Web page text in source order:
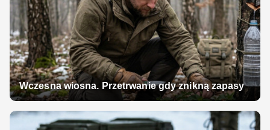
Wczesna wiosna. Przetrwanie gdy znikną zapasy